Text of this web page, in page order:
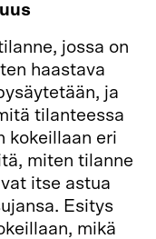
jossa on
haastava
ja
tilanteessa
kokeillaan eri
miten tilanne
itse astua
Esitys
mikä